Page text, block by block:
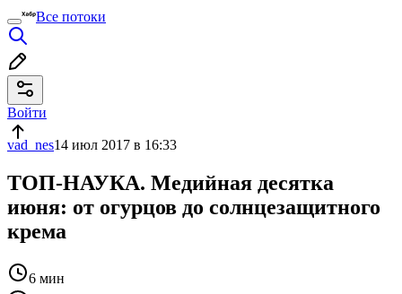
Все потоки
Войти
vad_nes14 июл 2017 в 16:33
ТОП-НАУКА. Медийная десятка
июня: от огурцов до солнцезащитного
крема
6 мин